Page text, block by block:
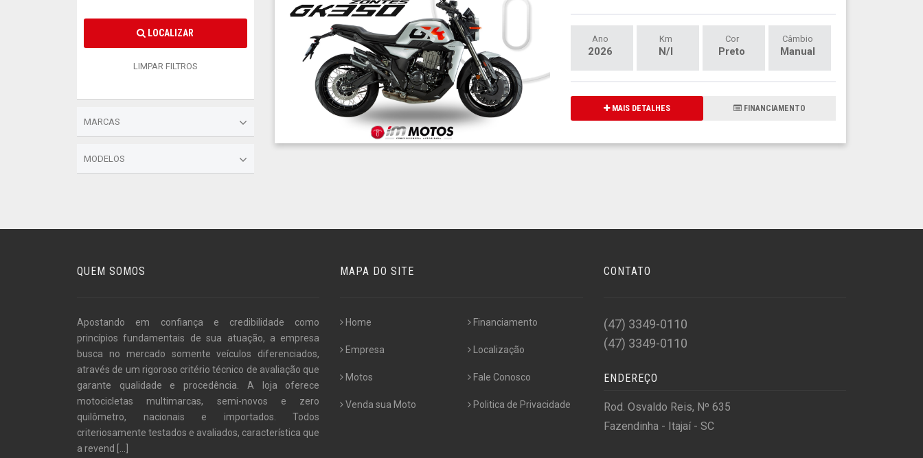
LOCALIZAR
LIMPAR FILTROS
MARCAS
MODELOS
Ano
2026
Km
N/I
Cor
Preto
Câmbio
Manual
MAIS DETALHES FINANCIAMENTO
QUEM SOMOS
Apostando em confiança e credibilidade como
princípios fundamentais de sua atuação, a empresa
busca no mercado somente veículos diferenciados,
através de um rigoroso critério técnico de avaliação que
garante qualidade e procedência. A loja oferece
motocicletas multimarcas, semi-novos e zero
quilômetro, nacionais e importados. Todos
criteriosamente testados e avaliados, característica que
a revend
MAPA DO SITE
Home
Empresa
Motos
Venda sua Moto
Financiamento
Localização
Fale Conosco
Politica de Privacidade
CONTATO
(47) 3349-0110
(47) 3349-0110
ENDEREÇO
Rod. Osvaldo Reis, Nº 635
Fazendinha - Itajaí - SC